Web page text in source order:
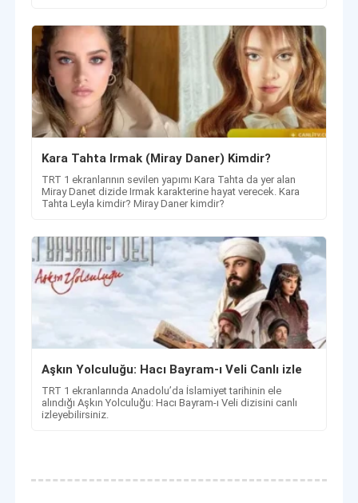
Kara Tahta Irmak (Miray Daner) Kimdir?
TRT 1 ekranlarının sevilen yapımı Kara Tahta da yer alan
Miray Danet dizide Irmak karakterine hayat verecek. Kara
Tahta Leyla kimdir? Miray Daner kimdir?
Aşkın Yolculuğu: Hacı Bayram-ı Veli Canlı izle
TRT 1 ekranlarında Anadolu’da İslamiyet tarihinin ele
alındığı Aşkın Yolculuğu: Hacı Bayram-ı Veli dizisini canlı
izleyebilirsiniz.